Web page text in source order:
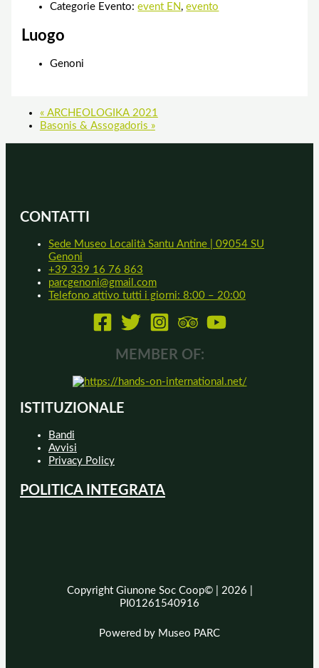
Categorie Evento: event EN ,evento
Luogo
Genoni
«ARCHEOLOGIKA 2021
Basonis & Assogadoris »
CONTATTI
Sede Museo Località Santu Antine | 09054 SU
Genoni
+39 339 16 76 863
parcgenoni@gmail.com
Telefono attivo tutti i giorni: 8:00 – 20:00
MEMBER OF:
ISTITUZIONALE
Bandi
Avvisi
Privacy Policy
POLITICA INTEGRATA
Copyright Giunone Soc Coop© | 2026 |
PI01261540916
Powered by Museo PARC